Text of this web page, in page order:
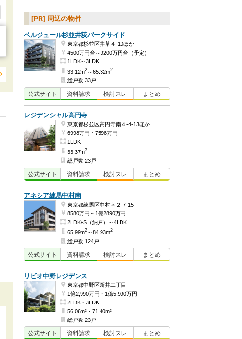
[PR] 周辺の物件
ベルジュール杉並井荻パークサイド
東京都杉並区井草４-10ほか
4500万円台～9200万円台（予定）
1LDK～3LDK
33.12m2 ～65.32m2
総戸数 33戸
公式サイト 資料請求 検討スレ まとめ
レジデンシャル高円寺
東京都杉並区高円寺南４-4-13ほか
6998万円・7598万円
1LDK
33.37m2
総戸数 23戸
公式サイト 資料請求 検討スレ まとめ
アネシア練馬中村南
東京都練馬区中村南２-7-15
8580万円～1億2890万円
2LDK+S（納戸）～4LDK
65.99m2 ～84.93m2
総戸数 124戸
公式サイト 資料請求 検討スレ まとめ
リビオ中野レジデンス
東京都中野区新井二丁目
1億2,990万円・1億5,990万円
2LDK・3LDK
56.06m²・71.40m²
総戸数 23戸
公式サイト 資料請求 検討スレ まとめ